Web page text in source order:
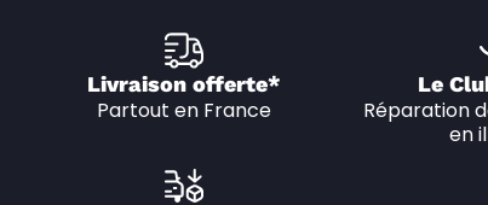
Livraison offerte*
Partout en France
Le
Réparation
en